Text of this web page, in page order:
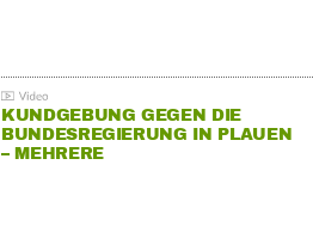
KUNDGEBUNG GEGEN DIE
BUNDESREGIERUNG IN PLAUEN
– MEHRERE